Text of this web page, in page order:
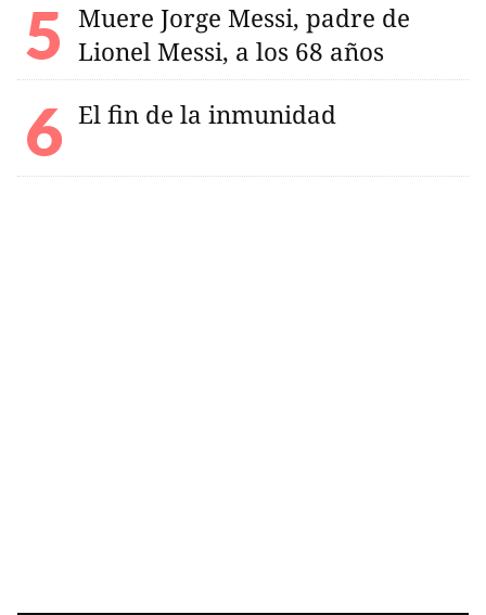
Muere Jorge Messi, padre de
Lionel Messi, a los 68 años
El fin de la inmunidad